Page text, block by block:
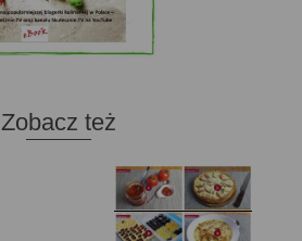
Zobacz też
Domowy ketchup (bez
cukru)
Tarta francuska z
cebulą i pomidorem